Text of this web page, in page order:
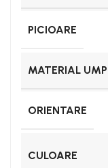
PICIOARE
MATERIAL
ORIENTARE
CULOARE